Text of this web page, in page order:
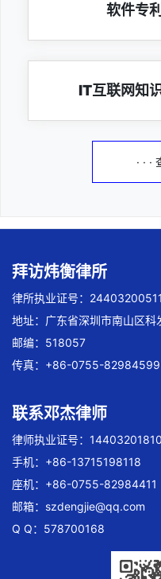
软件专
IT互联网知
· · ·
拜访炜衡律所
律所执业证号：
地址：广东省深圳市南山区
邮编：518057
传真：+86-0755-82984599
联系邓杰律师
律师执业证号：
手机：+86-13715198118
座机：+86-0755-82984411
邮箱： szdengjie@qq.com
Q Q：578700168